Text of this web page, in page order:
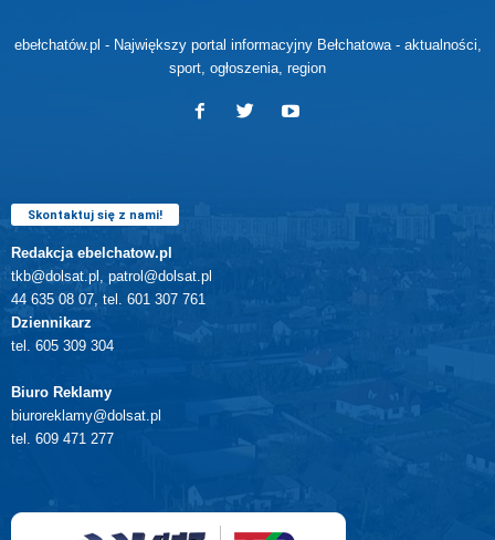
ebełchatów.pl - Największy portal informacyjny Bełchatowa - aktualności,
sport, ogłoszenia, region
Skontaktuj się z nami!
Redakcja ebelchatow.pl
tkb@dolsat.pl, patrol@dolsat.pl
44 635 08 07, tel. 601 307 761
Dziennikarz
tel. 605 309 304
Biuro Reklamy
biuroreklamy@dolsat.pl
tel. 609 471 277